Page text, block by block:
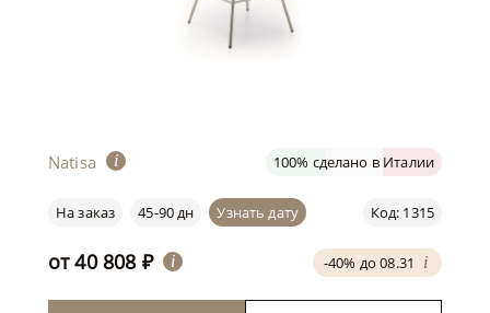
Natisa i 100% сделано в Италии
Код: 1315
На заказ 45-90 дн Узнать дату
-40% до 08.31 i
от40 808 ₽ i